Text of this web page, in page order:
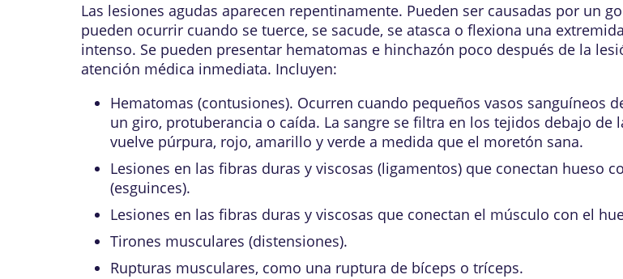
Las lesiones agudas aparecen repentinamente. Pueden ser causadas por un
pueden ocurrir cuando se tuerce, se sacude, se atasca o flexiona una
intenso. Se pueden presentar hematomas e hinchazón poco después de la
atención médica inmediata. Incluyen:
Hematomas (contusiones). Ocurren cuando pequeños vasos sanguíneos
un giro, protuberancia o caída. La sangre se filtra en los tejidos debajo
vuelve púrpura, rojo, amarillo y verde a medida que el moretón sana.
Lesiones en las fibras duras y viscosas (ligamentos) que conectan hueso
(esguinces).
Lesiones en las fibras duras y viscosas que conectan el músculo con el
Tirones musculares (distensiones).
Rupturas musculares, como una ruptura de bíceps o tríceps.